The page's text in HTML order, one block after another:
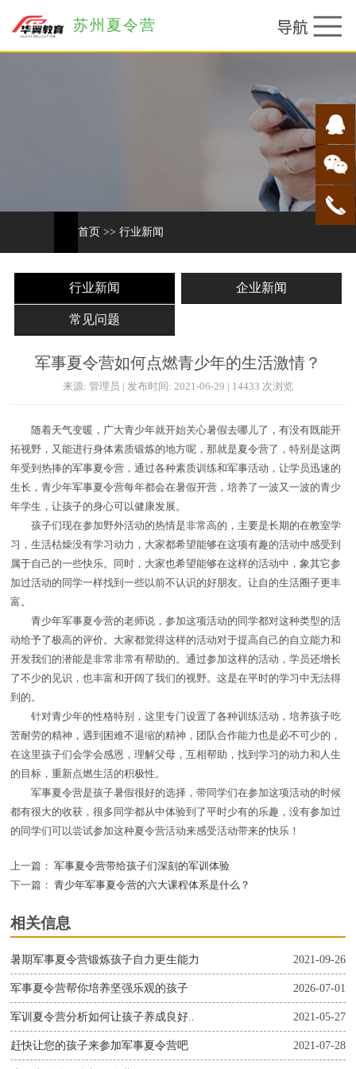
苏州夏令营
首页 >> 行业新闻
行业新闻 企业新闻
常见问题
军事夏令营如何点燃青少年的生活激情？
来源: 管理员 | 发布时间: 2021-06-29 | 14433 次浏览
随着天气变暖，广大青少年就开始关心暑假去哪儿了，有没有既能开
拓视野，又能进行身体素质锻炼的地方呢，那就是夏令营了，特别是这两
年受到热捧的军事夏令营，通过各种素质训练和军事活动，让学员迅速的
生长，青少年军事夏令营每年都会在暑假开营，培养了一波又一波的青少
年学生，让孩子的身心可以健康发展。
孩子们现在参加野外活动的热情是非常高的，主要是长期的在教室学
习，生活枯燥没有学习动力，大家都希望能够在这项有趣的活动中感受到
属于自己的一些快乐。同时，大家也希望能够在这样的活动中，象其它参
加过活动的同学一样找到一些以前不认识的好朋友。让自的生活圈子更丰
富。
青少年军事夏令营的老师说，参加这项活动的同学都对这种类型的活
动给予了极高的评价。大家都觉得这样的活动对于提高自己的自立能力和
开发我们的潜能是非常非常有帮助的。通过参加这样的活动，学员还增长
了不少的见识，也丰富和开阔了我们的视野。这是在平时的学习中无法得
到的。
针对青少年的性格特别，这里专门设置了各种训练活动，培养孩子吃
苦耐劳的精神，遇到困难不退缩的精神，团队合作能力也是必不可少的，
在这里孩子们会学会感恩，理解父母，互相帮助，找到学习的动力和人生
的目标，重新点燃生活的积极性。
军事夏令营是孩子暑假很好的选择，带同学们在参加这项活动的时候
都有很大的收获，很多同学都从中体验到了平时少有的乐趣，没有参加过
的同学们可以尝试参加这种夏令营活动来感受活动带来的快乐！
上一篇： 军事夏令营带给孩子们深刻的军训体验
下一篇： 青少年军事夏令营的六大课程体系是什么？
相关信息
2021-09-26
暑期军事夏令营锻炼孩子自力更生能力
2026-07-01
军事夏令营帮你培养坚强乐观的孩子
2021-05-27
军训夏令营分析如何让孩子养成良好..
2021-07-28
赶快让您的孩子来参加军事夏令营吧